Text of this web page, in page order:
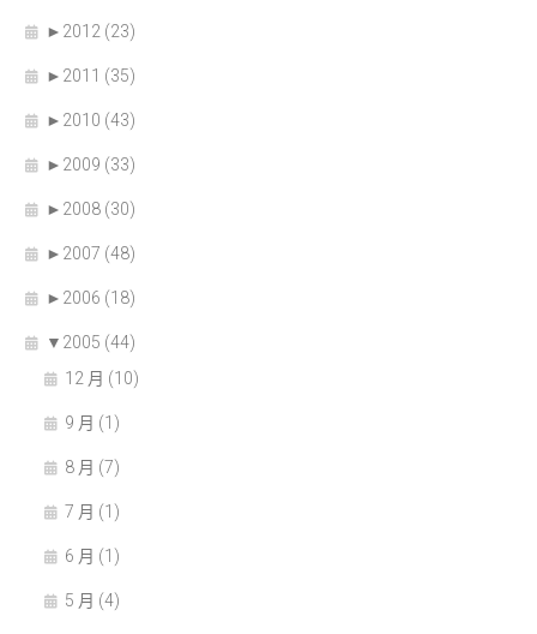
► 2012 (23)
► 2011 (35)
► 2010 (43)
► 2009 (33)
► 2008 (30)
► 2007 (48)
► 2006 (18)
▼ 2005 (44)
12 月 (10)
9 月 (1)
8 月 (7)
7 月 (1)
6 月 (1)
5 月 (4)